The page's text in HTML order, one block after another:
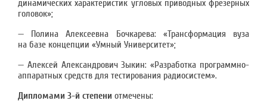
динамических характеристик угловых приводных фрезерных
головок»;
— Полина Алексеевна Бочкарева: «Трансформация вуза
на базе концепции «Умный Университет»;
— Алексей Александрович Зыкин: «Разработка программно-
аппаратных средств для тестирования радиосистем».
Дипломами 3-й степени отмечены: